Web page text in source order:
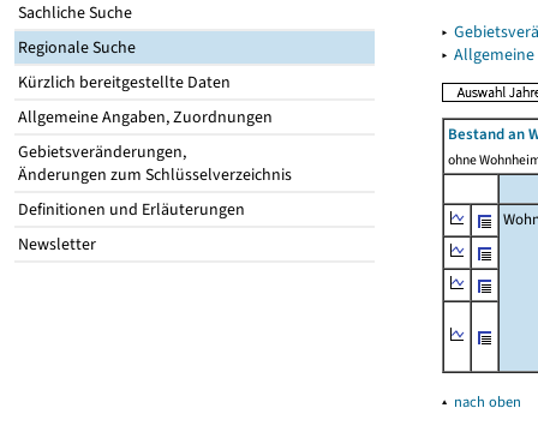
Sachliche Suche
Regionale Suche
Kürzlich bereitgestellte Daten
Allgemeine Angaben, Zuordnungen
Gebietsveränderungen,
Änderungen zum Schlüsselverzeichnis
Definitionen und Erläuterungen
Newsletter
▸
▸
Bestand an
ohne
▴ nach oben